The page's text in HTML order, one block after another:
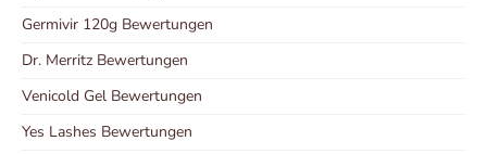
Germivir 120g Bewertungen
Dr. Merritz Bewertungen
Venicold Gel Bewertungen
Yes Lashes Bewertungen